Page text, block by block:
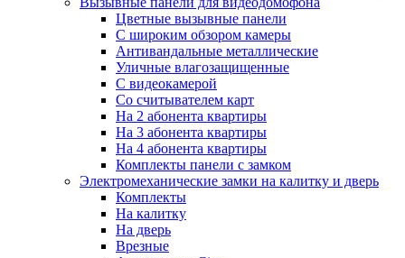
Цветные вызывные панели
С широким обзором камеры
Антивандальные металлические
Уличные влагозащищенные
С видеокамерой
Со считывателем карт
На 2 абонента квартиры
На 3 абонента квартиры
На 4 абонента квартиры
Комплекты панели с замком
Электромеханические замки на калитку и дверь
Комплекты
На калитку
На дверь
Врезные